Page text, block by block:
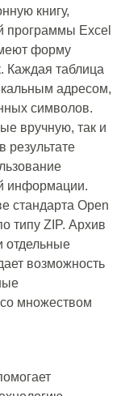
книгу,
программы Excel
форму
Каждая таблица
адресом,
символов.
вручную, так и
результате
информации.
стандарта Open
типу ZIP. Архив
отдельные
возможность
множеством